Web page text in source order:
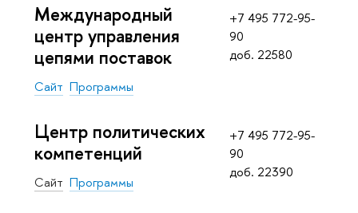
Международный
центр управления
цепями поставок
Сайт Программы
+7 495 772-95-
90
доб. 22580
Центр политических
компетенций
Сайт Программы
+7 495 772-95-
90
доб. 22390